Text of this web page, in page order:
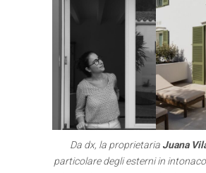
Da dx, la proprietaria Juana
particolare degli esterni in